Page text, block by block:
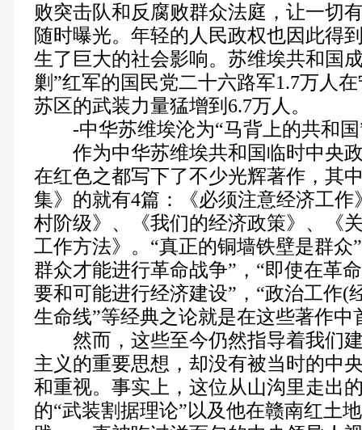
败突击队和反腐败群众法庭，让一切
随时曝光。年轻的人民政权也因此得
生了巨大的社会影响。苏维埃共和国
剿”红军的国民党二十六路军1.7万人
苏区的武装力量猛增到6.7万人。
-中华苏维埃沦为“马背上的共和国
作为中华苏维埃共和国临时中央政
在红色之都写下了不少光辉著作，其
集》的就有4篇：《必须注意经济工作
村阶级》、《我们的经济政策》、《
工作方法》。“真正的铜墙铁壁是群众
群众才能进行革命战争”，“即使在革
要和可能进行经济建设”，“政治工作(
生命线”等经典之论就是在这些著作中
然而，这些至今仍然指导着我们建
主义的重要思想，却没有被当时的中
和重视。事实上，这位从山沟里走出
的“武装割据理论”以及他在赣南红土